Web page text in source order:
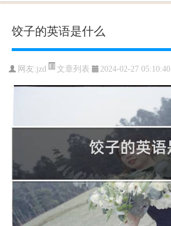
饺子的英语是什么
网友:jzd 文章列表 2024-02-27 05:10:40